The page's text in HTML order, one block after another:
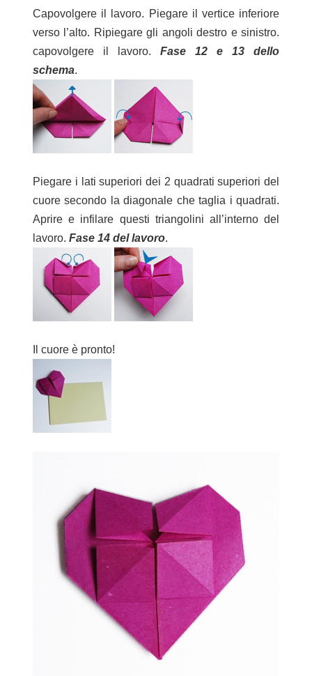
Capovolgere il lavoro. Piegare il vertice inferiore
verso l’alto. Ripiegare gli angoli destro e sinistro.
capovolgere il lavoro. Fase 12 e 13 dello
schema.
Piegare i lati superiori dei 2 quadrati superiori del
cuore secondo la diagonale che taglia i quadrati.
Aprire e infilare questi triangolini all’interno del
lavoro. Fase 14 del lavoro.
Il cuore è pronto!